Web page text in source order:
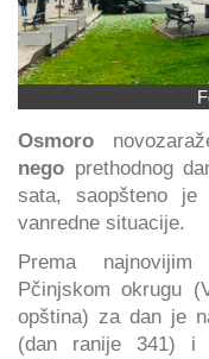
Osmoro
nego prethodnog
sata, saopšteno
vanredne situacije.
Prema
Pčinjskom okrugu
opština) za dan je
(dan ranije 341)